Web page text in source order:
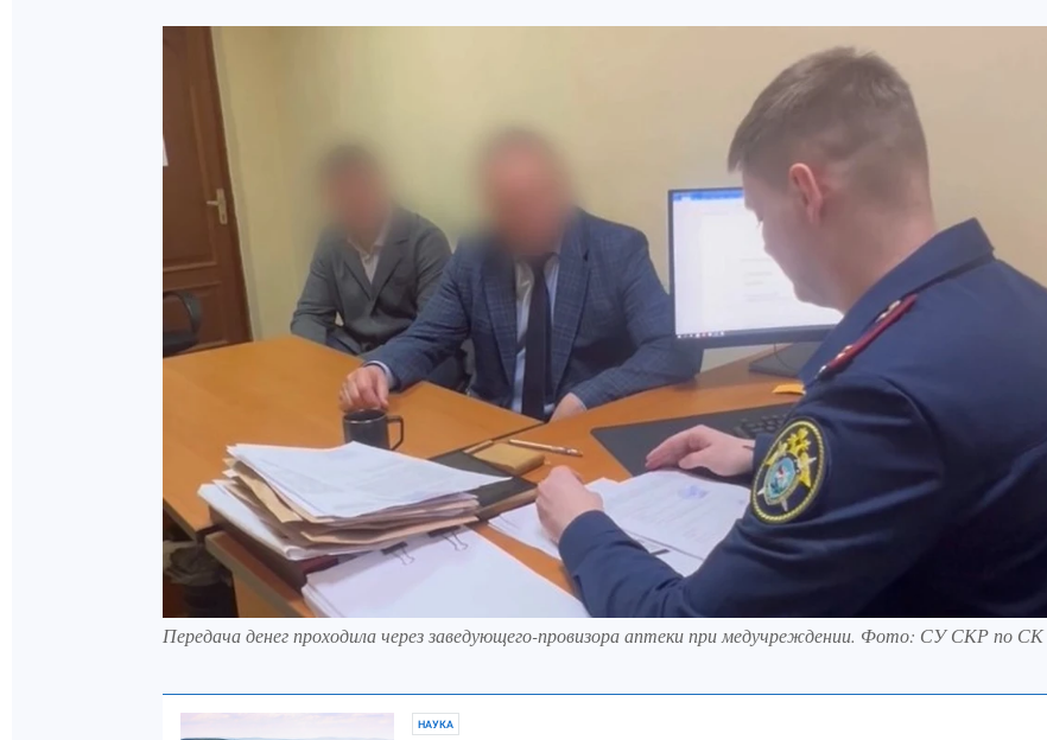
Передача денег проходила через заведующего-провизора аптеки при медучреждении. Фото: СУ СКР по СК
НАУКА